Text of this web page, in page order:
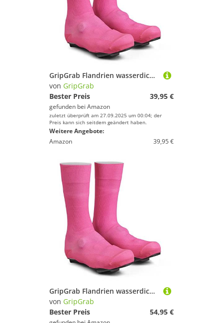
GripGrab Flandrien wasserdichte Rennrad Überschuhe Knitted Aero Regenschutz Radsport Übersocken Gestrickte Cover Socks
von GripGrab
Bester Preis
39,95 €
gefunden bei Amazon
zuletzt überprüft am 27.09.2025 um 00:04; der
Preis kann sich seitdem geändert haben.
Weitere Angebote:
Amazon
39,95 €
GripGrab Flandrien wasserdichte Rennrad Überschuhe Knitted Aero Regenschutz Radsport Übersocken Gestrickte Cover Socks
von GripGrab
Bester Preis
54,95 €